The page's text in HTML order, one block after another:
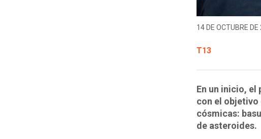
14 DE OCTUBRE
T13
En un inicio, el
con el objetivo
cósmicas:
de asteroides.